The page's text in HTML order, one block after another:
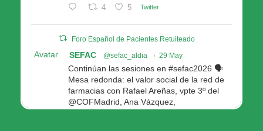
4 5 Twitter
Foro Español de Pacientes Retuiteado
Avatar SEFAC @sefac_aldia · 29 May
Continúan las sesiones en #sefac2026 🗣️
Mesa redonda: el valor social de la red de
farmacias con Rafael Areñas, vpte 3º del
@COFMadrid, Ana Vázquez,